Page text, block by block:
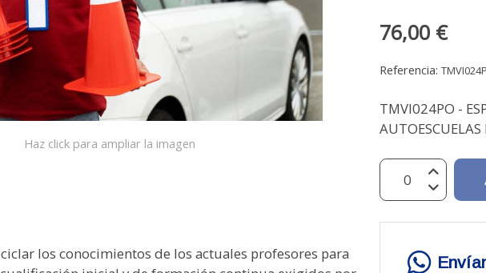
Haz click para ampliar la imagen
Manual técnico del vehículo y Libro de mantenimiento del vehículo: Revisión y controles periódicos. 1.4.2. Elementos de anticontaminación. Emisiones producidas y métodos de depuración. 1.4.3. Normas generales de seguridad. Normas específicas en los talleres automóviles. 1.4.4. Protección medioambiental. Normativa sobre recuperación de gases fluorados de efecto invernadero. Residuos. 2. CONDUCCIÓN RACIONAL, SEGURA Y EFICIENTE. 2.1. La conducción racional, basada en normas de seguridad y eficiencia energética. 2.1.1. La conducción, una tarea de toma de decisiones. 2.1.2. Actitudes y capacidades básicas para una conducción segura. 2.2. La conducción preventiva y los sistemas de seguridad preventiva. 2.2.1. Seguridad activa y pasiva. 2.2.1.1. Equipos de seguridad a bordo del autocar; cinturones de seguridad. 2.2.2. Factores que influyen en la conducción: 2.2.2.1. Humano. 2.2.2.2. Vial. 2.2.2.3. Vehículo. 2.3. Fundamento y características de la cadena cinemática del vehículo. 2.3.1. Conocimiento del vehículo. Documentación técnica del vehículo. 2.3.2. Potencia y consumo específico de un motor en relación a la curva de par y las revoluciones. 2.3.3. Zona de utilización óptima del cuentarrevoluciones. 2.3.4. Optimización del consumo de carburante. 2.4. Utilización de los cambios de marcha. 2.4.1. Uso del cambio de marchas y su influencia sobre el consumo. 2.4.2. Diagramas de cobertura de las relaciones de la caja de cambios de velocidades. 2.4.3. Selección de la mejor combinación de marcha entre la velocidad y la relación de transmisión. 2.4.4. Uso de las relaciones de la caja de velocidades en función de la carga del vehículo y del perfil de la carretera. 2.5. Dinámica de marcha en un vehículo. 2.5.1. Dinámica de marcha de los vehículos rígidos, articulados y trenes de carretera. 2.5.2. Factores de influencia: 2.5.2.1. Resistencia a la rodadura. 2.5.2.2. Resistencia aerodinámica. 2.5.2.3. Resistencia de pendiente. 2.5.3. La inercia del vehículo y su importancia en el ahorro de combustible. 2.6. Manejo de frenos y ralentizadores. 2.6.1. Utilización combinada de frenos y ralentizadores. Sistemas ABS. 2.6.2. Características técnicas de los sistemas de frenado. 2.6.3. Límites de utilización de los frenos y ralentizadores. 2.6.4. Uso de los medios de ralentización y frenado en las bajadas. 2.6.5. Acciones que deben adoptarse en caso de fallo. 2.7. Descripción e influencia de las fuerzas que se aplican en el movimiento de un vehículo. 2.7.1. Fuerzas que se aplican a los vehículos en movimiento y su influencia en los viajeros y en la carga. 2.7.2. Seguridad y comodidad del pasaje. 2.7.3. Consecuencias de la sobrecarga por eje. 2.7.4. Estabilidad del vehículo y centro de gravedad. 2.7.5. Calibración de movimientos longitudinales y laterales. 2.7.6. Suavidad de fr
76,00 €
Referencia:
TMVI024PO -